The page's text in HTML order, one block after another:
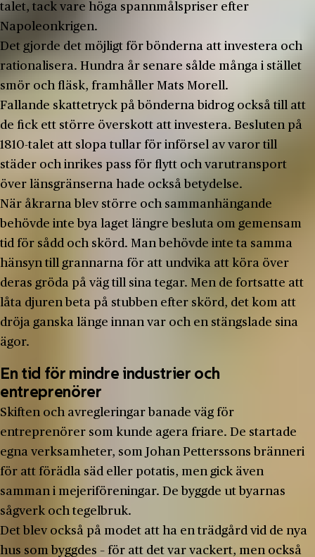
talet, tack vare höga spannmålspriser efter
Napoleonkrigen.
Det gjorde det möjligt för bönderna att investera och
rationalisera. Hundra år senare sålde många i stället
smör och fläsk, framhåller Mats Morell.
Fallande skattetryck på bönderna bidrog också till att
de fick ett större överskott att investera. Besluten på
1810-­talet att slopa tullar för införsel av varor till
städer och inrikes pass för flytt och varutransport
över länsgränserna hade också betydelse.
När åkrarna blev större och sammanhängande
behövde inte bya laget längre besluta om gemensam
tid för sådd och skörd. Man behövde inte ta samma
hänsyn till grannarna för att undvika att köra över
deras gröda på väg till sina tegar. Men de fortsatte att
låta djuren beta på stubben efter skörd, det kom att
dröja ganska länge innan var och en stängslade sina
ägor.
En tid för mindre industrier och
entreprenörer
Skiften och avregleringar banade väg för
entreprenörer som kunde agera friare. De startade
egna verksamheter, som Johan Petterssons bränneri
för att förädla säd eller potatis, men gick även
samman i mejeriföreningar. De byggde ut byarnas
sågverk och tegelbruk.
Det blev också på modet att ha en trädgård vid de nya
hus som byggdes – för att det var vackert, men också